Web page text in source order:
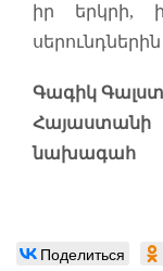
իր երկրի,
Գագիկ
նախագահ
Поделиться